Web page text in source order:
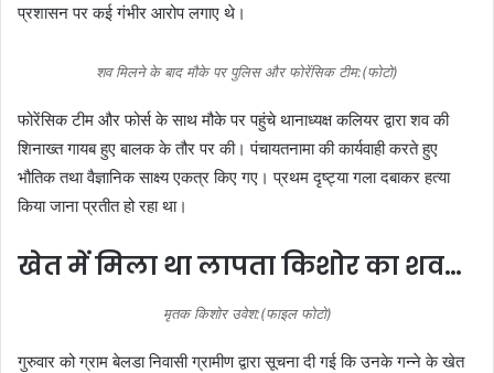
प्रशासन पर कई गंभीर आरोप लगाए थे।
शव मिलने के बाद मौके पर पुलिस और फोरेंसिक टीम:(फोटो)
फोरेंसिक टीम और फोर्स के साथ मौके पर पहुंचे थानाध्यक्ष कलियर द्वारा शव की
शिनाख्त गायब हुए बालक के तौर पर की। पंचायतनामा की कार्यवाही करते हुए
भौतिक तथा वैज्ञानिक साक्ष्य एकत्र किए गए। प्रथम दृष्ट्या गला दबाकर हत्या
किया जाना प्रतीत हो रहा था।
खेत में मिला था लापता किशोर का शव…
मृतक किशोर उवेश:(फाइल फोटो)
गुरुवार को ग्राम बेलडा निवासी ग्रामीण द्वारा सूचना दी गई कि उनके गन्ने के खेत